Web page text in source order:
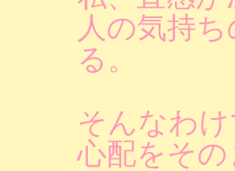
人の気持
る。
そんなわ
心配をそ